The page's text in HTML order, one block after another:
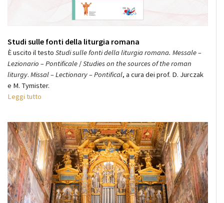
Studi sulle fonti della liturgia romana
È uscito il testo Studi sulle fonti della liturgia romana. Messale –
Lezionario – Pontificale /Studies on the sources of the roman
liturgy. Missal – Lectionary – Pontifical, a cura dei prof. D. Jurczak
e M. Tymister.
Leggi tutto